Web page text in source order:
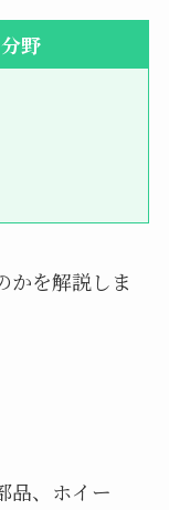
野
かを解説しま
品、ホイー